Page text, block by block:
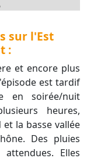
sur l'Est
:
est tardif
en soirée/nuit
heures,
la basse vallée
Des pluies
Elles